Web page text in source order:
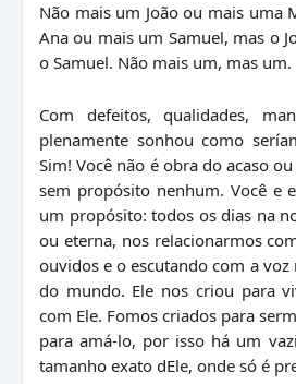
Não mais um João ou mais uma
Ana ou mais um Samuel, mas o
o Samuel. Não mais um, mas um.
Com defeitos, qualidades,
plenamente sonhou como
Sim! Você não é obra do acaso
sem propósito nenhum. Você e
um propósito: todos os dias na
ou eterna, nos relacionarmos
ouvidos e o escutando com a voz
do mundo. Ele nos criou para
com Ele. Fomos criados para
para amá-lo, por isso há um
tamanho exato dEle, onde só é